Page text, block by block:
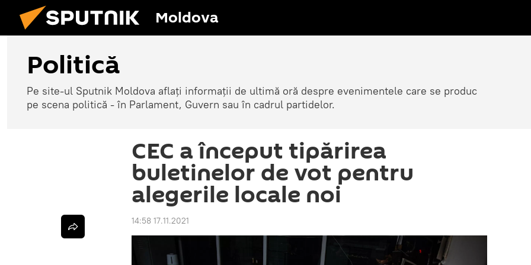
Moldova
Politică
Pe site-ul Sputnik Moldova aflați informații de ultimă oră despre evenimentele care se produc
pe scena politică - în Parlament, Guvern sau în cadrul partidelor.
CEC a început tipărirea
buletinelor de vot pentru
alegerile locale noi
14:58 17.11.2021